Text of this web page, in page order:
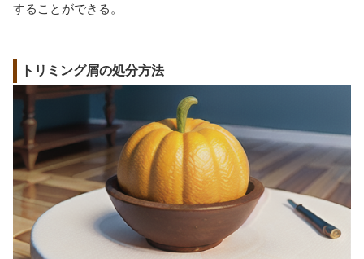
することができる。
トリミング屑の処分方法